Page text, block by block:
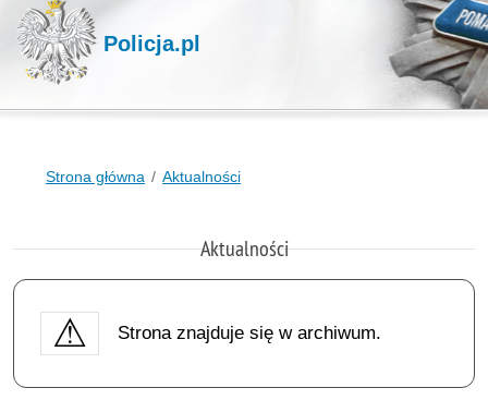
Policja.pl
Strona główna Aktualności
Aktualności
Strona znajduje się w archiwum.